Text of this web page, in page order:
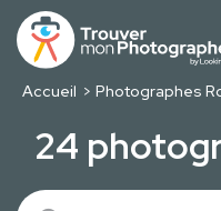
Accueil Photographes
24